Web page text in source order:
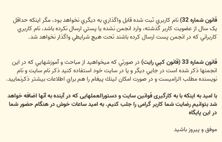
قانون شماره 32)
نام کاربري ثبت شده قابل واگذاري به ديگري نخواهد بود، مگر اينکه حداقل
يک سال از عضويت کاربر گذشته، وارد انجمن نشده يا پستي ارسال نکرده باشد، نام کاربري
کاربراني که در انجمن پست ارسال کرده باشند تحت هيچ شرايطي واگذار نخواهد شد.
قانون شماره 33 (قانون كپي رايت)
در صورتي كه ميخواهيد از مباحث و آموزشهايي كه در اين
انجمنها ذكر شده است در جايي ديگر و يا در سايت خود استفاده كنيد ذكر نام سايت و نام
نويسنده مطلب الزاميست و در صورت امكان لينك پيغام را هم براي اطلاعات بيشتر ذكرنماييد.
با امید به اینکه با به کارگیری قوانین سایت و دستورالعملهایی که در آینده به آنها اضافه خواهد
شد بتوانیم رضایت شما کاربر گرامی را جلب کنیم. به امید ساعات خوش در هنگام حضور شما
در اين پايگاه
موفق و پيروز باشيد